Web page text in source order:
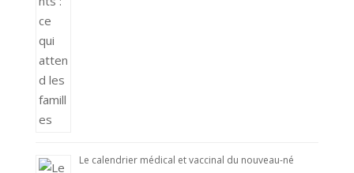
Le calendrier médical et vaccinal du nouveau-né